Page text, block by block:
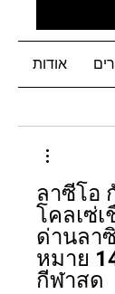
אודות
ลาซีโอ
โคลเซ่เ
ด่านลา
หมาย
กีฬาสด